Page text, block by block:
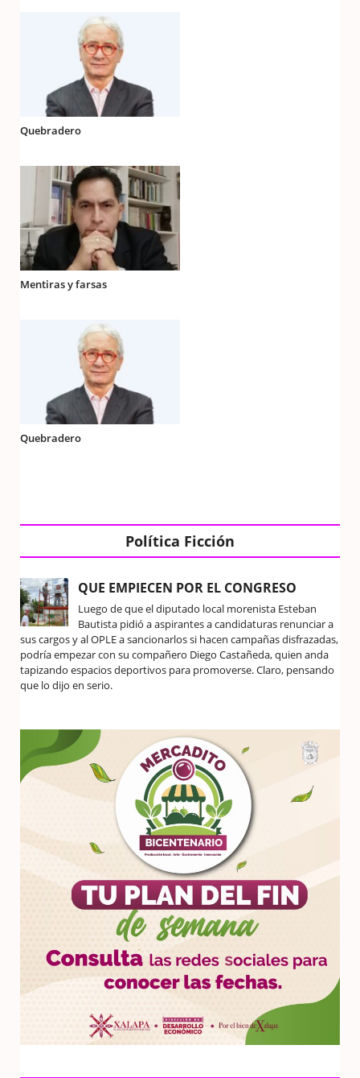
Quebradero
Mentiras y farsas
Quebradero
Política Ficción
QUE EMPIECEN POR EL CONGRESO
Luego de que el diputado local morenista Esteban
Bautista pidió a aspirantes a candidaturas renunciar a
sus cargos y al OPLE a sancionarlos si hacen campañas disfrazadas,
podría empezar con su compañero Diego Castañeda, quien anda
tapizando espacios deportivos para promoverse. Claro, pensando
que lo dijo en serio.